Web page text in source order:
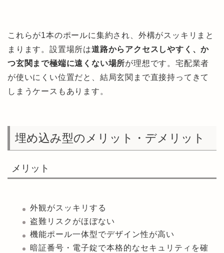
これらが1本のポールに集約され、外構がスッキリまと
まります。設置場所は道路からアクセスしやすく、か
つ玄関まで極端に遠くない場所が理想です。宅配業者
が使いにくい位置だと、結局玄関まで直接持ってきて
しまうケースもあります。
埋め込み型のメリット・デメリット
メリット
外観がスッキリする
盗難リスクがほぼない
機能ポール一体型でデザイン性が高い
暗証番号・電子錠で本格的なセキュリティを確